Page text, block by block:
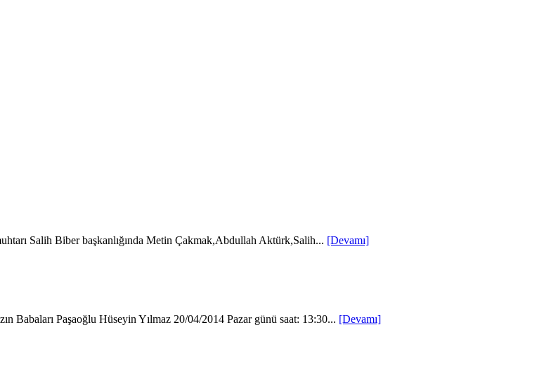
Salih Biber başkanlığında Metin Çakmak,Abdullah Aktürk,Salih... [Devamı]
Babaları Paşaoğlu Hüseyin Yılmaz 20/04/2014 Pazar günü saat: 13:30... [Devamı]